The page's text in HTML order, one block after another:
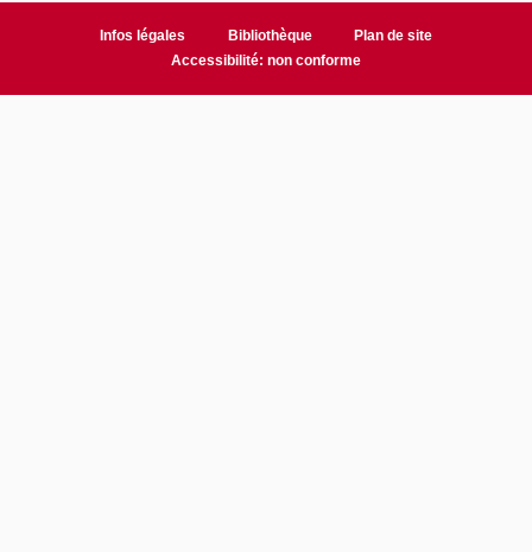
Infos légales Bibliothèque
Plan de site
Accessibilité: non conforme